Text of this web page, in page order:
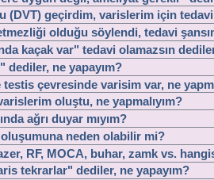
tekrarlar" dediler, ne yapayım?
olduğu söylendi, tedavi
çevresinde varisim var, ne
oluştu, ne yapmalıyım?
kaçak var" tedavi olamazsın
dediler, ne yapayım?
(DVT) geçirdim, varislerim için tedavi
ağrı duyar mıyım?
oluşumuna neden olabilir mi?
RF, MOCA, buhar, zamk vs.